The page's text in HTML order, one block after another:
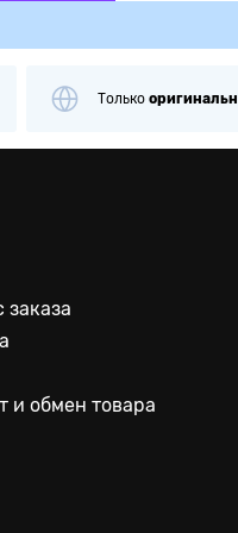
Только
заказа
и обмен товара